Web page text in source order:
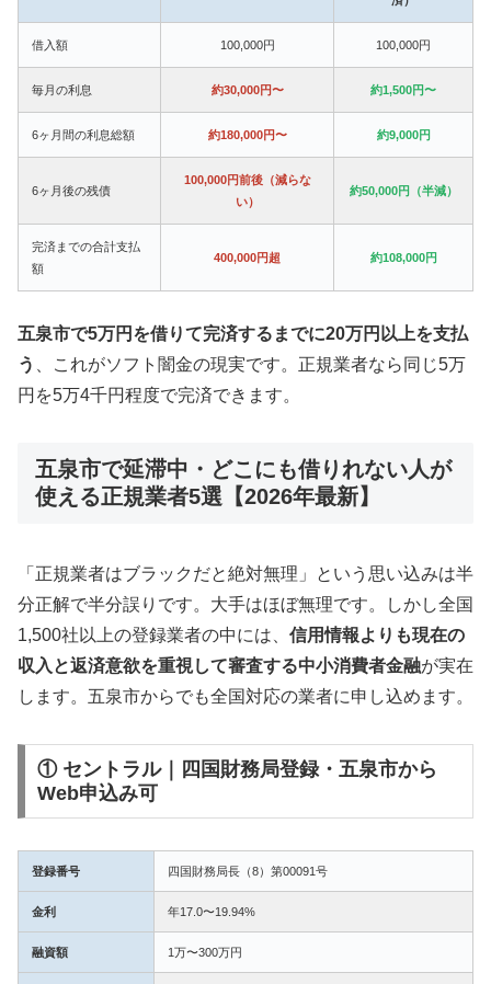
借入額 100,000円 100,000円
毎月の利息 約30,000円〜 約1,500円〜
6ヶ月間の利息総額 約180,000円〜 約9,000円
6ヶ月後の残債
100,000円前後（減らな
い）
約50,000円（半減）
完済までの合計支払
額
400,000円超 約108,000円
五泉市で5万円を借りて完済するまでに20万円以上を支払
う
、これがソフト闇金の現実です。正規業者なら同じ5万
円を5万4千円程度で完済できます。
五泉市で延滞中・どこにも借りれない人が
使える正規業者5選【2026年最新】
「正規業者はブラックだと絶対無理」という思い込みは半
分正解で半分誤りです。大手はほぼ無理です。しかし全国
1,500社以上の登録業者の中には、 信用情報よりも現在の
収入と返済意欲を重視して審査する中小消費者金融が実在
します。五泉市からでも全国対応の業者に申し込めます。
① セントラル｜四国財務局登録・五泉市から
Web申込み可
登録番号 四国財務局長（8）第00091号
金利 年17.0〜19.94%
融資額 1万〜300万円